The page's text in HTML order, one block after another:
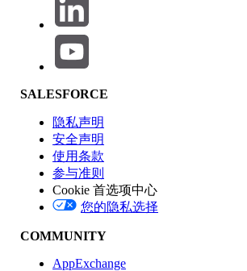
功能影响
版本
SALESFORCE
隐私声明
安全声明
使用条款
参与准则
Cookie 首选项中心
您的隐私选择
COMMUNITY
AppExchange